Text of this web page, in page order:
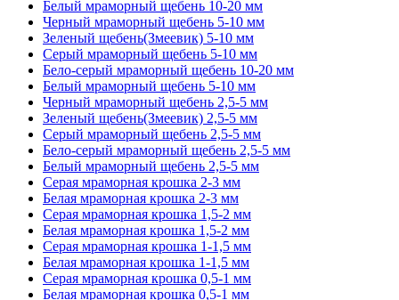
Белый мраморный щебень 10-20 мм
Черный мраморный щебень 5-10 мм
Зеленый щебень(Змеевик) 5-10 мм
Серый мраморный щебень 5-10 мм
Бело-серый мраморный щебень 10-20 мм
Белый мраморный щебень 5-10 мм
Черный мраморный щебень 2,5-5 мм
Зеленый щебень(Змеевик) 2,5-5 мм
Серый мраморный щебень 2,5-5 мм
Бело-серый мраморный щебень 2,5-5 мм
Белый мраморный щебень 2,5-5 мм
Серая мраморная крошка 2-3 мм
Белая мраморная крошка 2-3 мм
Серая мраморная крошка 1,5-2 мм
Белая мраморная крошка 1,5-2 мм
Серая мраморная крошка 1-1,5 мм
Белая мраморная крошка 1-1,5 мм
Серая мраморная крошка 0,5-1 мм
Белая мраморная крошка 0,5-1 мм